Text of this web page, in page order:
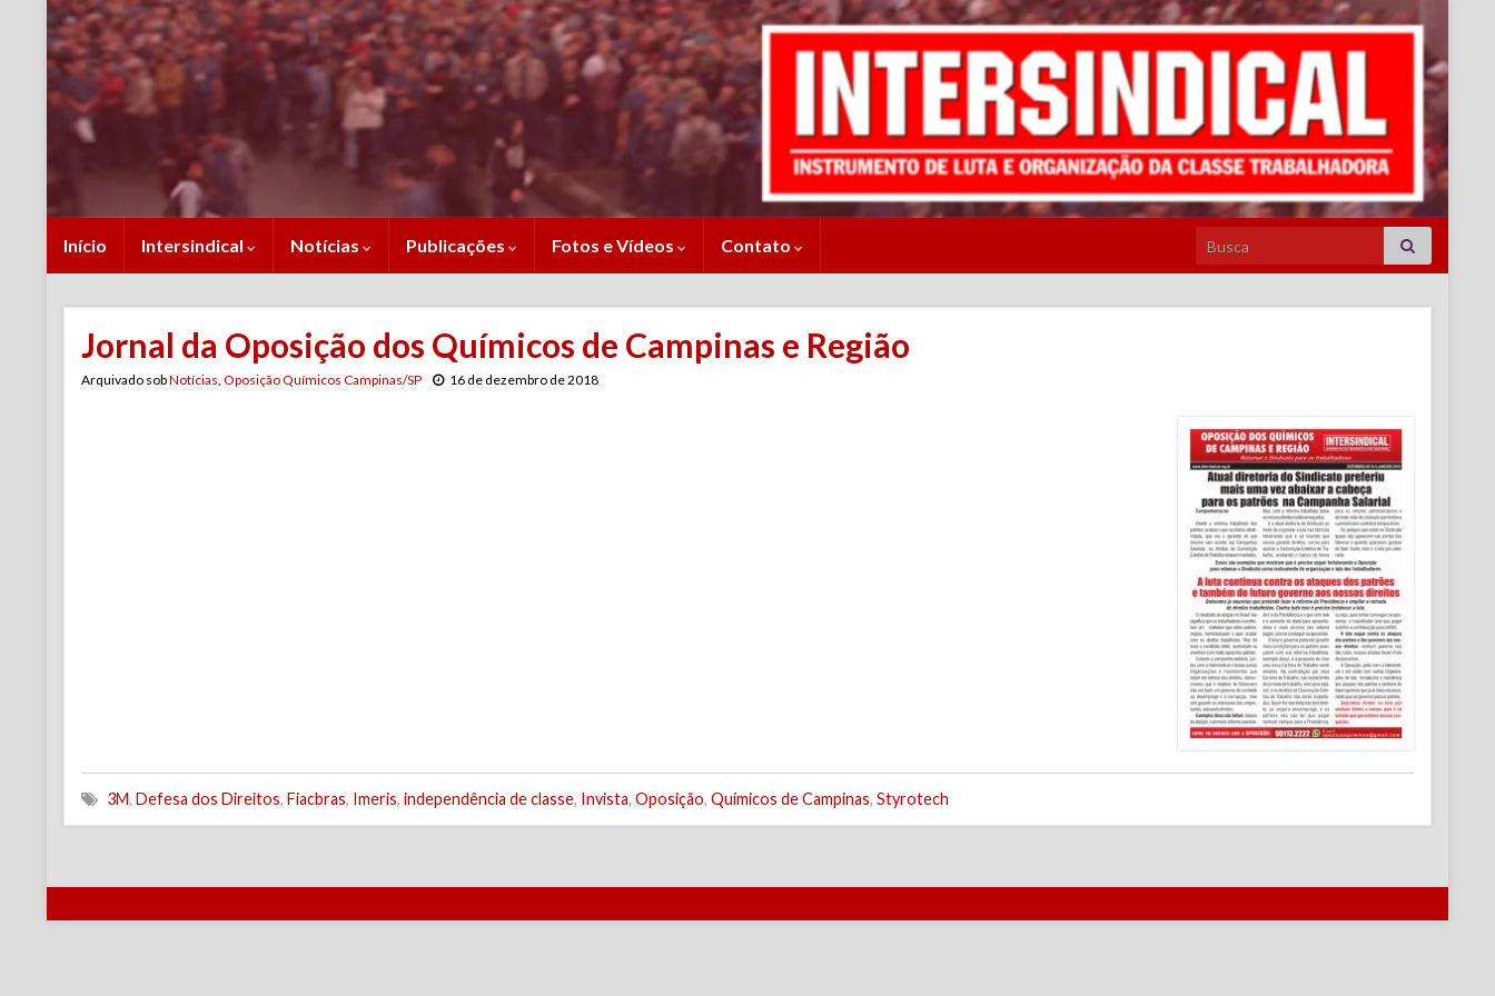
Início Intersindical Notícias Publicações Fotos e Vídeos Contato Search for:
Jornal da Oposição dos Químicos de Campinas e Região
Arquivado sobNotícias, Oposição Químicos Campinas/SP 16 de dezembro de 2018
3M, Defesa dos Direitos, Fiacbras, Imeris, independência de classe, Invista, Oposição, Químicos de Campinas, Styrotech